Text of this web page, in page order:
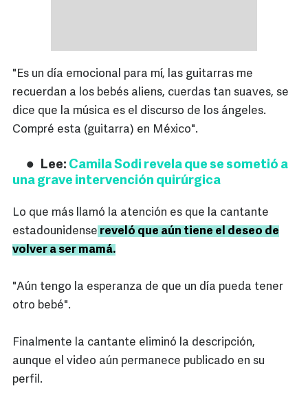
"Es un día emocional para mí, las guitarras me
recuerdan a los bebés aliens, cuerdas tan suaves, se
dice que la música es el discurso de los ángeles.
Compré esta (guitarra) en México".
Lee: Camila Sodi revela que se sometió a
una grave intervención quirúrgica
Lo que más llamó la atención es que la cantante
estadounidense reveló que aún tiene el deseo de
volver a ser mamá.
"Aún tengo la esperanza de que un día pueda tener
otro bebé".
Finalmente la cantante eliminó la descripción,
aunque el video aún permanece publicado en su
perfil.